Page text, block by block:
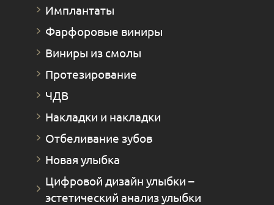
Имплантаты
Фарфоровые виниры
Виниры из смолы
Протезирование
ЧДВ
Накладки и накладки
Отбеливание зубов
Новая улыбка
Цифровой дизайн улыбки –
эстетический анализ улыбки